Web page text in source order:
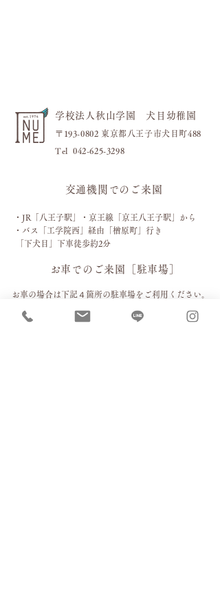
学校法人秋山学園 犬目幼稚園
〒193-0802 東京都八王子市犬目町488
​Tel042-625-3298
交通機関でのご来園
・JR「八王子駅」・京王線「 京王八王子駅」から
・バス
「工学院西」経由「楢原町」行き
「下犬目」下車徒歩約2分
お車でのご来園［駐車場］
お車の場合は下記４箇所の駐車場をご利用ください。
路でお進みください）